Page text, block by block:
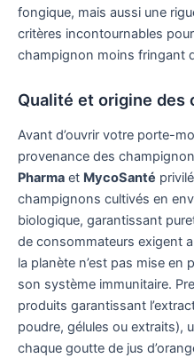
fongique, mais aussi une
critères incontournables
champignon moins fringant
Qualité et origine des
Avant d’ouvrir votre porte-
provenance des
Pharma et MycoSanté
champignons cultivés en
biologique, garantissant
de consommateurs exigent
la planète n’est pas mise en
son système immunitaire.
produits garantissant
poudre, gélules ou extraits),
chaque goutte de jus